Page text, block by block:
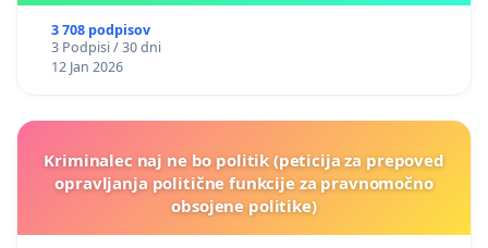
3 708 podpisov
3 Podpisi / 30 dni
12 Jan 2026
Kriminalec naj ne bo politik (peticija za prepoved
opravljanja politične funkcije za pravnomočno
obsojene politike)